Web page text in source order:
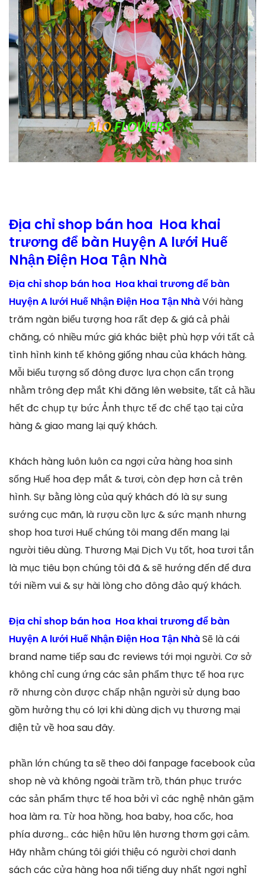
Địa chỉ shop bán hoa Hoa khai
trương để bàn Huyện A lưới Huế
Nhận Điện Hoa Tận Nhà
Địa chỉ shop bán hoa Hoa khai trương để bàn
Huyện A lưới Huế Nhận Điện Hoa Tận NhàVới hàng
trăm ngàn biểu tượng hoa rất đẹp & giá cả phải
chăng, có nhiều mức giá khác biệt phù hợp với tất cả
tình hình kinh tế không giống nhau của khách hàng.
Mỗi biểu tượng số đông được lựa chọn cẩn trọng
nhằm trông đẹp mắt Khi đăng lên website, tất cả hầu
hết đc chụp tự bức Ảnh thực tế đc chế tạo tại cửa
hàng & giao mang lại quý khách.
Khách hàng luôn luôn ca ngợi cửa hàng hoa sinh
sống Huế hoa đẹp mắt & tươi, còn đẹp hơn cả trên
hình. Sự bằng lòng của quý khách đó là sự sung
sướng cục mãn, là rượu cồn lực & sức mạnh nhưng
shop hoa tươi Huế chúng tôi mang đến mang lại
người tiêu dùng. Thương Mại Dịch Vụ tốt, hoa tươi tắn
là mục tiêu bọn chúng tôi đã & sẽ hướng đến để đưa
tới niềm vui & sự hài lòng cho đông đảo quý khách.
Địa chỉ shop bán hoa Hoa khai trương để bàn
Huyện A lưới Huế Nhận Điện Hoa Tận NhàSẽ là cái
brand name tiếp sau đc reviews tới mọi người. Cơ sở
không chỉ cung ứng các sản phẩm thực tế hoa rực
rỡ nhưng còn được chấp nhận người sử dụng bao
gồm hưởng thụ có lợi khi dùng dịch vụ thương mại
điện tử về hoa sau đây.
phần lớn chúng ta sẽ theo dõi fanpage facebook của
shop nè và không ngoài trầm trồ, thán phục trước
các sản phẩm thực tế hoa bởi vì các nghệ nhân gặm
hoa làm ra. Từ hoa hồng, hoa baby, hoa cốc, hoa
phía dương… các hiện hữu lên hương thơm gợi cảm.
Hãy nhằm chúng tôi giới thiệu có người chơi danh
sách các cửa hàng hoa nổi tiếng duy nhất ngơi nghỉ